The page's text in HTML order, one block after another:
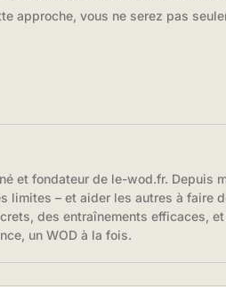
approche, vous ne serez pas
et fondateur de le-wod.fr. Depuis
– et aider les autres à faire
des entraînements efficaces,
un WOD à la fois.